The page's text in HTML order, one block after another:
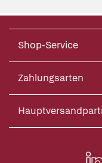
Shop-Service
Zahlungsarten